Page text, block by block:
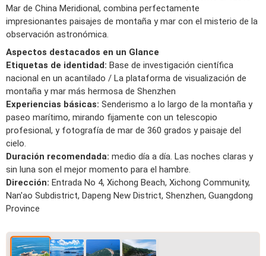
Mar de China Meridional, combina perfectamente
impresionantes paisajes de montaña y mar con el misterio de la
observación astronómica.
Aspectos destacados en un Glance
Etiquetas de identidad: Base de investigación científica
nacional en un acantilado / La plataforma de visualización de
montaña y mar más hermosa de Shenzhen
Experiencias básicas: Senderismo a lo largo de la montaña y
paseo marítimo, mirando fijamente con un telescopio
profesional, y fotografía de mar de 360 grados y paisaje del
cielo.
Duración recomendada: medio día a día. Las noches claras y
sin luna son el mejor momento para el hambre.
Dirección: Entrada No 4, Xichong Beach, Xichong Community,
Nan'ao Subdistrict, Dapeng New District, Shenzhen, Guangdong
Province